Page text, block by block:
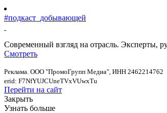
#подкаст_добывающей
Современный взгляд на отрасль. Эксперты,
Смотреть
Реклама. ООО "ПромоГрупп Медиа", ИНН 2462214762
erid: F7NfYUJCUneTVxVUwxTu
Перейти на сайт
Закрыть
Узнать больше